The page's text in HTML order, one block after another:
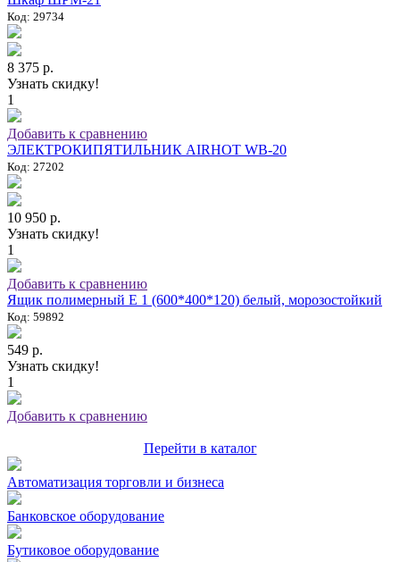
Код: 29734
8 375 р.
Узнать скидку!
1
Добавить к сравнению
ЭЛЕКТРОКИПЯТИЛЬНИК AIRHOT WB-20
Код: 27202
10 950 р.
Узнать скидку!
1
Добавить к сравнению
Ящик полимерный E 1 (600*400*120) белый, морозостойкий
Код: 59892
549 р.
Узнать скидку!
1
Добавить к сравнению
Перейти в каталог
Автоматизация торговли и бизнеса
Банковское оборудование
Бутиковое оборудование